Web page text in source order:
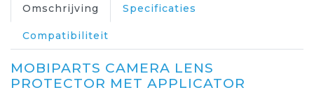
Omschrijving Specificaties
Compatibiliteit
MOBIPARTS CAMERA LENS
PROTECTOR MET APPLICATOR